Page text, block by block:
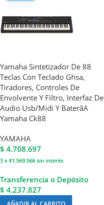
Yamaha Sintetizador De 88
Teclas Con Teclado Ghsa,
Tiradores, Controles De
Envolvente Y Filtro, Interfaz De
Audio Usb/Midi Y Baterã­A
Yamaha Ck88
YAMAHA
$ 4.708.697
3 x $1.569.566 sin interés
Transferencia o Depósito
$ 4.237.827